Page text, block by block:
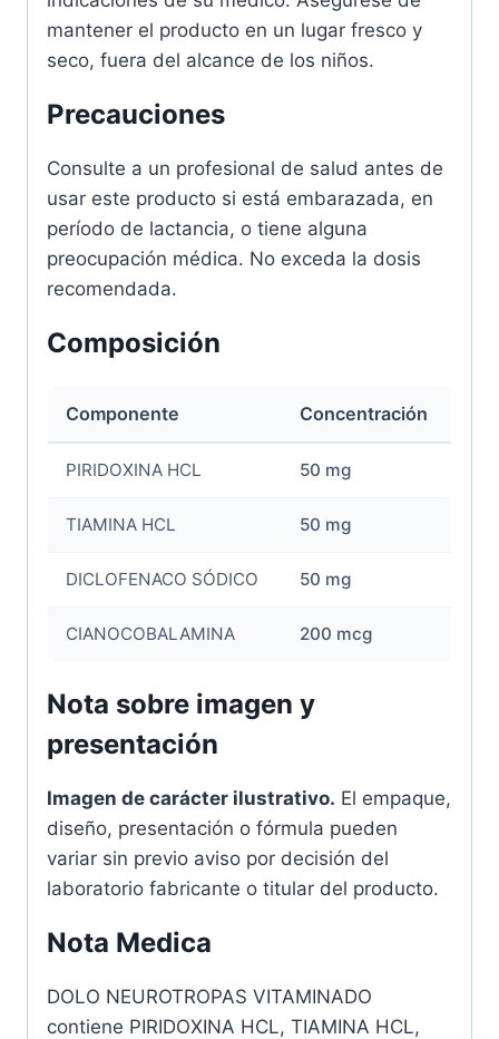
mantener el producto en un lugar fresco y
seco, fuera del alcance de los niños.
Precauciones
Consulte a un profesional de salud antes de
usar este producto si está embarazada, en
período de lactancia, o tiene alguna
preocupación médica. No exceda la dosis
recomendada.
Composición
Componente Concentración
PIRIDOXINA HCL 50 mg
TIAMINA HCL 50 mg
DICLOFENACO SÓDICO 50 mg
CIANOCOBALAMINA 200 mcg
Nota sobre imagen y
presentación
Imagen de carácter ilustrativo. El empaque,
diseño, presentación o fórmula pueden
variar sin previo aviso por decisión del
laboratorio fabricante o titular del producto.
Nota Medica
DOLO NEUROTROPAS VITAMINADO
contiene PIRIDOXINA HCL, TIAMINA HCL,